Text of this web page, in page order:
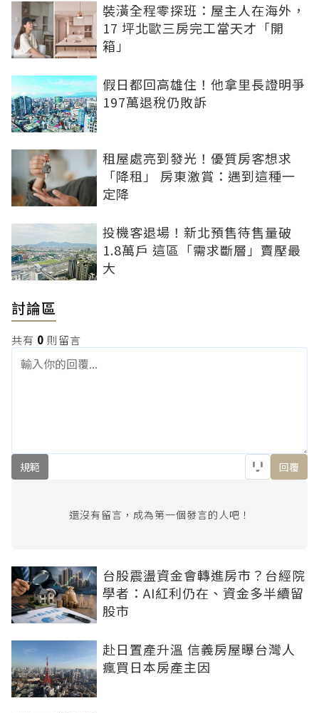
裝潢全程零探班：屋主人在海外，
17 坪北歐三房完工當天才「開
箱」
假日都回高雄住！他拿里長證明爭
197萬退稅仍敗訴
租屋處亮到發光！優質房客想求
「降租」 房東激賞：遇到這種一
定降
投機客退場！新北預售待售量破
1.8萬戶 這區「需求斷層」賣壓最
大
討論區
共有 0 則留言
規範 回覆
還沒有留言，成為第一個發言的人吧！
台股震盪資金會轉進房市？台經院
學者：AI紅利仍在、資金多半續留
股市
赴日置產升溫 信義房屋曝台灣人
瘋買日本房產主因